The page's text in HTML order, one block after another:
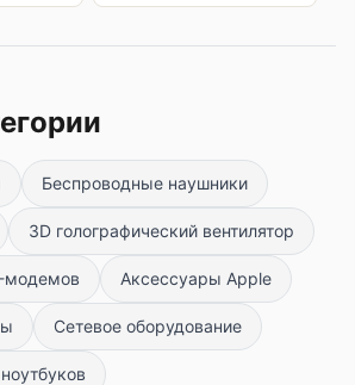
Беспроводные наушники
3D голографический вентилятор
модемов Аксессуары Apple
Сетевое оборудование